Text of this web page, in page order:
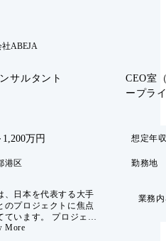
社ABEJA
サルタント
1,200万円
港区
、日本を代表する大手
のプロジェクトに焦点
ます。 プロジェク
類は戦略や組織などの
More
CEO室
ープラ
想定年
勤務地
業務